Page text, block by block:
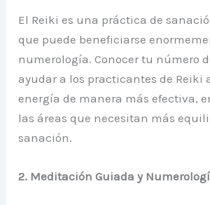
El Reiki es una práctica de
que puede beneficiarse
numerología. Conocer tu número
ayudar a los practicantes de Reiki
energía de manera más efectiva,
las áreas que necesitan más
sanación.
2. Meditación Guiada y